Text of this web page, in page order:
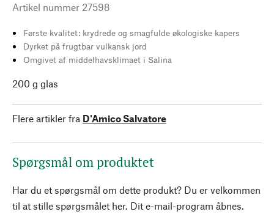
Artikel nummer 27598
Første kvalitet: krydrede og smagfulde økologiske kapers
Dyrket på frugtbar vulkansk jord
Omgivet af middelhavsklimaet i Salina
200 g glas
Flere artikler fra D'Amico Salvatore
Spørgsmål om produktet
Har du et spørgsmål om dette produkt? Du er velkommen
til at stille spørgsmålet her. Dit e-mail-program åbnes.